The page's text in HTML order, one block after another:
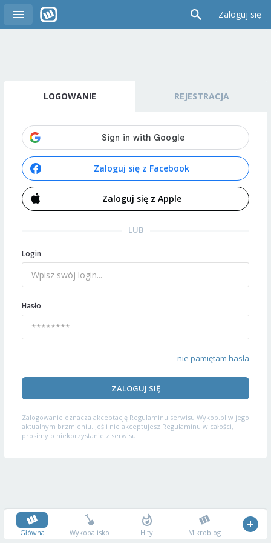
Zaloguj się
LOGOWANIE REJESTRACJA
Zaloguj się z Facebook
Zaloguj się z Apple
LUB
Login
Hasło
nie pamiętam hasła
ZALOGUJ SIĘ
Zalogowanie oznacza akceptację Regulaminu serwisu Wykop.pl w jego
aktualnym brzmieniu. Jeśli nie akceptujesz Regulaminu w całości,
prosimy o niekorzystanie z serwisu.
Główna Wykopalisko Hity Mikroblog